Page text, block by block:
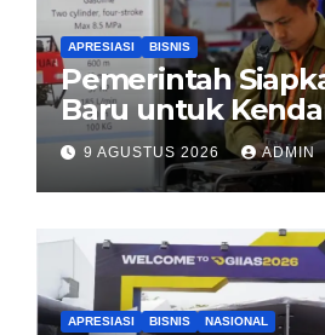
APRESIASI BISNIS
Pemerintah
Baru untuk
di 2026
9 AGUSTUS 2026 ADMIN
APRESIASI BISNIS NASIONAL